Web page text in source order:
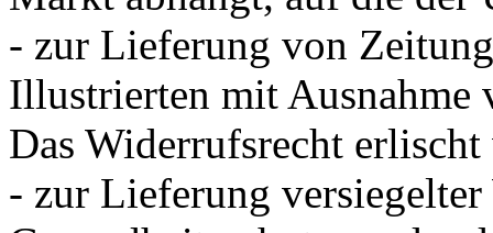
- zur Lieferung von
Illustrierten mit Ausnahme
Das Widerrufsrecht
- zur Lieferung versiegelter